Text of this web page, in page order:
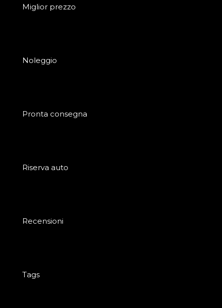
Miglior prezzo
Noleggio
Pronta consegna
Riserva auto
Recensioni
Tags